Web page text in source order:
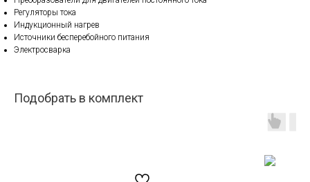
Регуляторы тока
Индукционный нагрев
Источники бесперебойного питания
Электросварка
Подобрать в комплект